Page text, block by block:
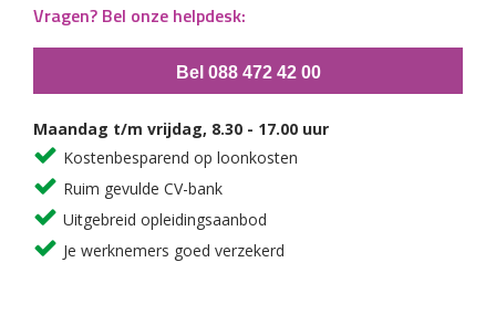
Vragen? Bel onze helpdesk:
Bel 088 472 42 00
Maandag t/m vrijdag, 8.30 - 17.00 uur
Kostenbesparend op loonkosten
Ruim gevulde CV-bank
Uitgebreid opleidingsaanbod
Je werknemers goed verzekerd